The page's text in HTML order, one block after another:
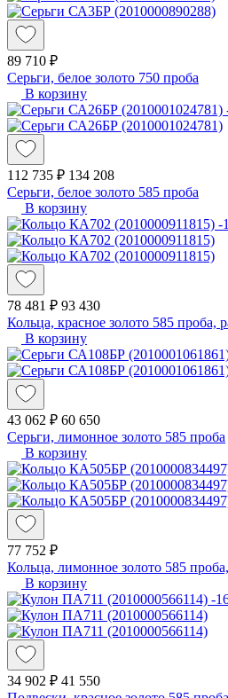
89 710 ₽
Серьги, белое золото 750 проба
В корзину
112 735 ₽ 134 208
Серьги, белое золото 585 проба
В корзину
-
78 481 ₽ 93 430
Кольца, красное золото 585 проба,
В корзину
43 062 ₽ 60 650
Серьги, лимонное золото 585 проба
В корзину
77 752 ₽
Кольца, лимонное золото 585
В корзину
-
34 902 ₽ 41 550